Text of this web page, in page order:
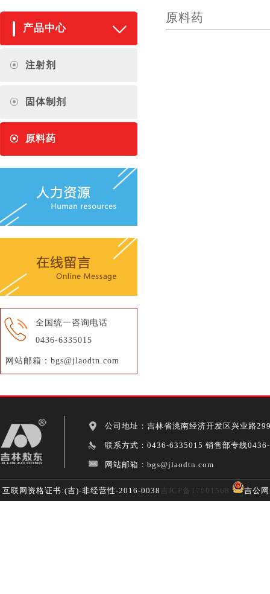
产品中心
注射剂
固体制剂
原料药
全国统一咨询电话
0436-6335015
网站邮箱：bgs@jlaodtn.com
原料药
公司地址：吉林省洮南经济开发区兴业路
联系方式：0436-6335015 销售部专线
网站邮箱：bgs@jlaodtn.com
互联网资格证书:(吉)-非经营性-2016-0038 吉ICP备17001568 吉公